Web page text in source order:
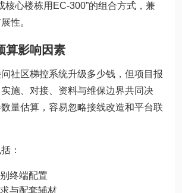
核心楼栋用EC-300”的组合方式，兼
性。
算影响因素
社区梯控系统升级多少钱，但项目报
施、对接、资料与维保边界共同决
量估算，容易忽略接线改造和平台联
：
终端配置
与配套辅材